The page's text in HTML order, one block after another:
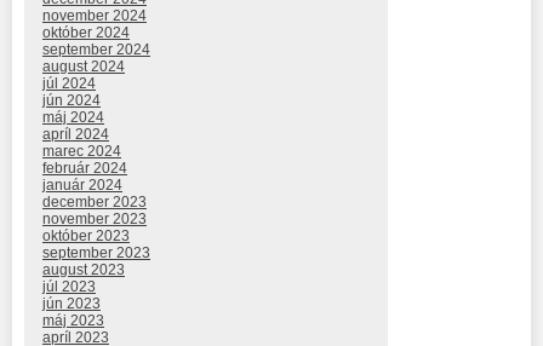
november 2024
október 2024
september 2024
august 2024
júl 2024
jún 2024
máj 2024
apríl 2024
marec 2024
február 2024
január 2024
december 2023
november 2023
október 2023
september 2023
august 2023
júl 2023
jún 2023
máj 2023
apríl 2023